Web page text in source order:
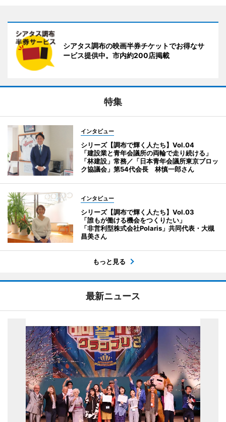
シアタス調布の映画半券チケットでお得なサ
ービス提供中。市内約200店掲載
特集
インタビュー
シリーズ【調布で輝く人たち】Vol.04
「建設業と青年会議所の両輪で走り続ける」
「林建設」常務／「日本青年会議所東京ブロッ
ク協議会」第54代会長 林慎一郎さん
インタビュー
シリーズ【調布で輝く人たち】Vol.03
「誰もが働ける機会をつくりたい」
「非営利型株式会社Polaris」共同代表・大槻
昌美さん
もっと見る
最新ニュース